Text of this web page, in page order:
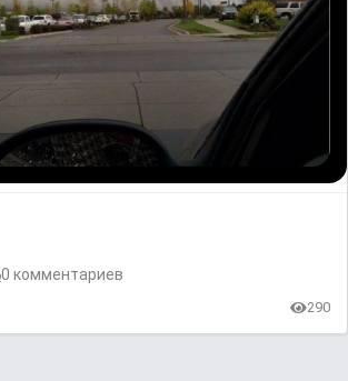
0 комментариев
290